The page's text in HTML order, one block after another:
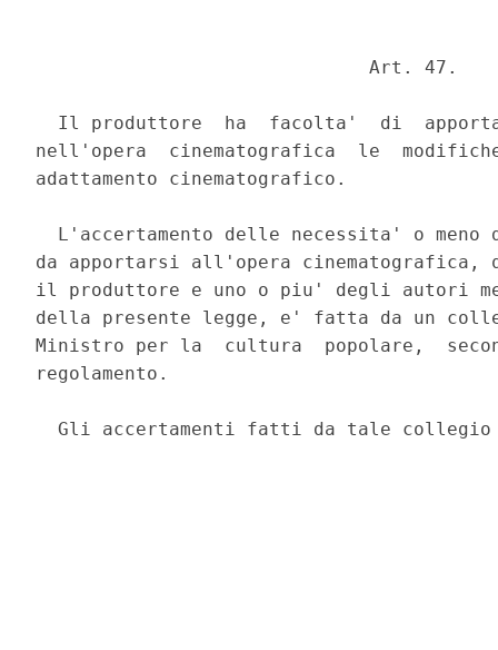
                              Art. 47.
Il produttore  ha  facolta'  di
nell'opera  cinematografica  le
adattamento cinematografico.
L'accertamento delle necessita' o meno
da apportarsi all'opera cinematografica,
il produttore e uno o piu' degli autori
della presente legge, e' fatta da un
Ministro per la  cultura  popolare,
regolamento.